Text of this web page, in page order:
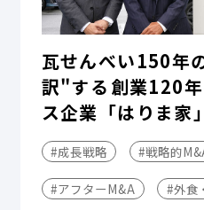
瓦せんべい150年
訳"する――創業120
ス企業「はりま家
#成長戦略 #戦略的
#アフターM&A #外食